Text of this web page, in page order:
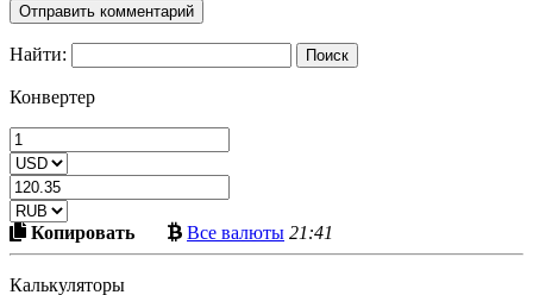
Найти:
Конвертер
КопироватьСкопировать
в
Все валютыБольше
криптовалют
21:41
Калькуляторы